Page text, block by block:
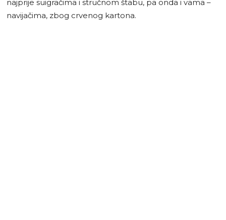
najprije suigračima i stručnom štabu, pa onda i vama –
navijačima, zbog crvenog kartona.